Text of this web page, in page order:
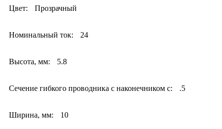
Цвет: Прозрачный
Номинальный ток: 24
Высота, мм: 5.8
Сечение гибкого проводника с наконечником с: .5
Ширина, мм: 10